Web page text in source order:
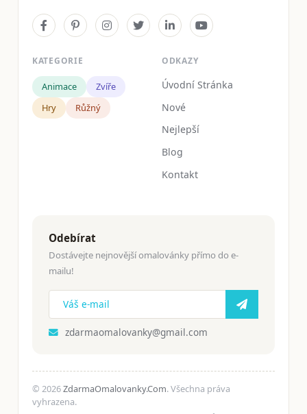
KATEGORIE
Animace
Zvíře
Hry
Růžný
ODKAZY
Úvodní Stránka
Nové
Nejlepší
Blog
Kontakt
Odebírat
Dostávejte nejnovější omalovánky přímo do e-
mailu!
zdarmaomalovanky@gmail.com
© 2026ZdarmaOmalovanky.Com. Všechna práva
vyhrazena.